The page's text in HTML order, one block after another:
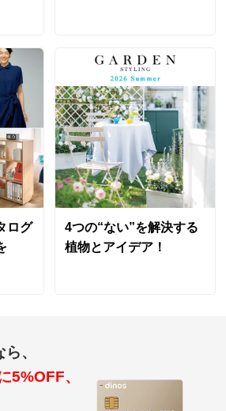
ログ
4つの“ない”を解決する
植物とアイデア！
、
5%OFF、